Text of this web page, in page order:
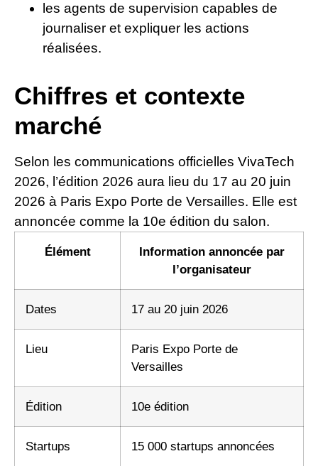
les agents de supervision capables de
journaliser et expliquer les actions
réalisées.
Chiffres et contexte
marché
Selon les communications officielles VivaTech
2026, l’édition 2026 aura lieu du 17 au 20 juin
2026 à Paris Expo Porte de Versailles. Elle est
annoncée comme la 10e édition du salon.
Élément
Information annoncée par
l’organisateur
Dates 17 au 20 juin 2026
Lieu
Paris Expo Porte de
Versailles
Édition 10e édition
Startups 15 000 startups annoncées